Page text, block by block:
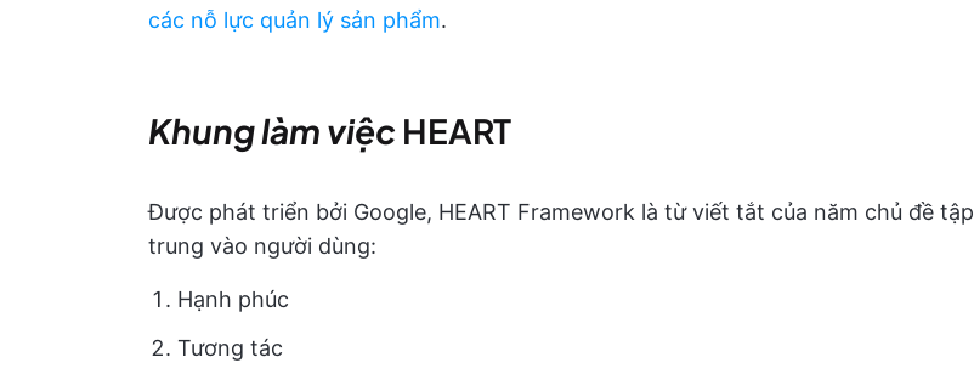
các nỗ lực quản lý sản phẩm.
Khung làm việc HEART
Được phát triển bởi Google, HEART Framework là từ viết tắt của năm chủ đề tập
trung vào người dùng:
Hạnh phúc
Tương tác